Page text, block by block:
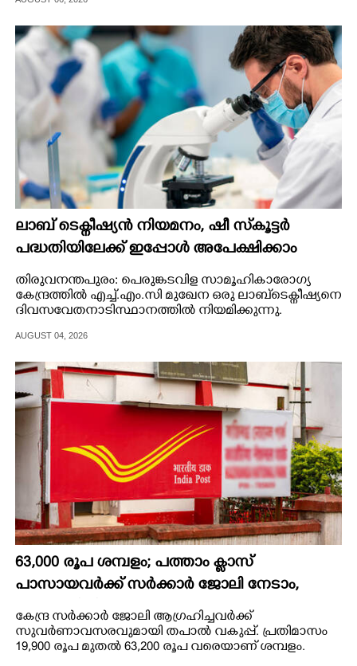
CARTOONS
LITERATURE
ZOOM
CONTACT US
ലാബ് ടെക്നീഷ്യൻ നിയമനം, ഷീ സ്‌കൂട്ടർ
പദ്ധതിയിലേക്ക് ഇപ്പോൾ അപേക്ഷിക്കാം
തിരുവനന്തപുരം: പെരുങ്കടവിള സാമൂഹികാരോഗ്യ
കേന്ദ്രത്തിൽ എച്ച്.എം.സി മുഖേന ഒരു ലാബ്ടെക്നീഷ്യനെ
ദിവസവേതനാടിസ്ഥാനത്തിൽ നിയമിക്കുന്നു.
AUGUST 04, 2026
63,000 രൂപ ശമ്പളം; പത്താം ക്ലാസ്
പാസായവർക്ക് സർക്കാർ ജോലി നേടാം,
പ്രായപരിധി 56 വയസ്
കേന്ദ്ര സർക്കാർ ജോലി ആഗ്രഹിച്ചവർക്ക്
സുവർണാവസരവുമായി തപാൽ വകുപ്പ്. പ്രതിമാസം
19,900 രൂപ മുതൽ 63,200 രൂപ വരെയാണ് ശമ്പളം.